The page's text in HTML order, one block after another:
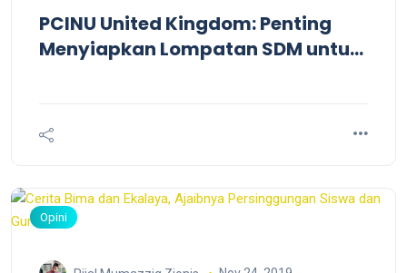
PCINU United Kingdom: Penting
Menyiapkan Lompatan SDM untuk
Opini